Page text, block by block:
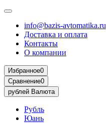
info@bazis-avtomatika.ru
Доставка и оплата
Контакты
О компании
Избранное0
Сравнение0
рублей Валюта
Рубль
Юань